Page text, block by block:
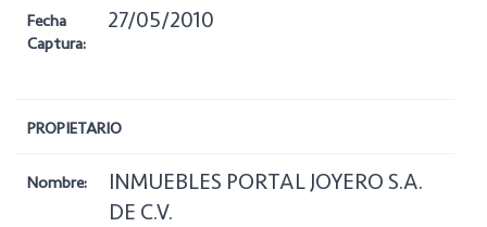
Fecha
Captura:
27/05/2010
PROPIETARIO
Nombre:
INMUEBLES PORTAL JOYERO S.A.
DE C.V.